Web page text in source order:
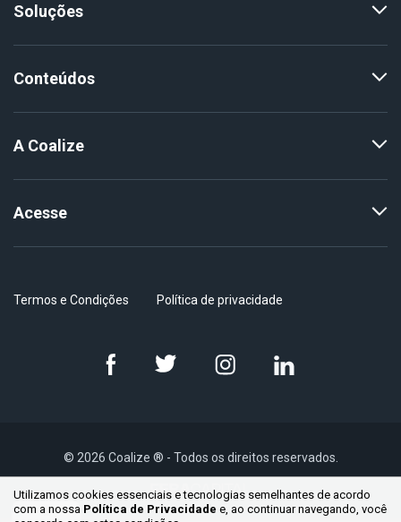
Soluções
Conteúdos
A Coalize
Acesse
Termos e Condições Política de privacidade
© 2026 Coalize ® - Todos os direitos reservados.
Utilizamos cookies essenciais e tecnologias semelhantes de acordo
com a nossa Política de Privacidade e, ao continuarnavegando, você